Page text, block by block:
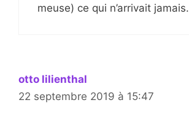
meuse) ce qui n’arrivait jamais.
otto lilienthal
22 septembre 2019 à 15:47